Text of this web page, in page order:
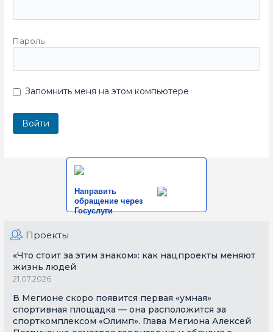
Пароль
Запомнить меня на этом компьютере
Направить
обращение через
Госуслуги
Проекты
«Что стоит за этим знаком»: как нацпроекты меняют
жизнь людей
21.07.2026
В Мегионе скоро появится первая «умная»
спортивная площадка — она расположится за
спорткомплексом «Олимп». Глава Мегиона Алексей